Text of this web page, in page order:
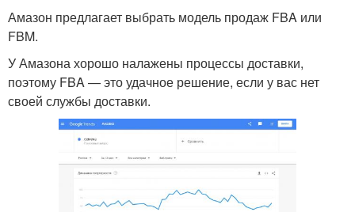
Амазон предлагает выбрать модель продаж FBA или
FBM.
У Амазона хорошо налажены процессы доставки,
поэтому FBA — это удачное решение, если у вас нет
своей службы доставки.